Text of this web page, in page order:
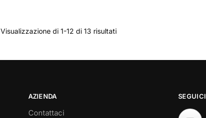
Visualizzazione di 1-12 di 13 risultati
AZIENDA
Contattaci
SEGUICI